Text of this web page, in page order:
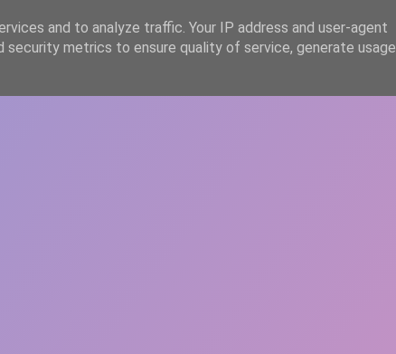
HOME ARTICOLE DESPRE ECHIPĂ REPERE
and to analyze traffic. Your IP address and user-agent
security metrics to ensure quality of service, generate usage